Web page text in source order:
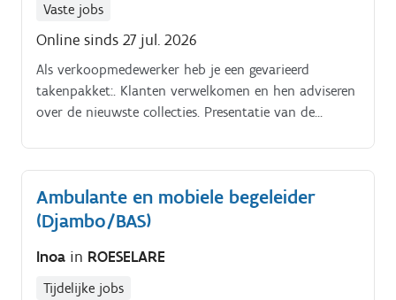
Vaste jobs
Online sinds 27 jul. 2026
Als verkoopmedewerker heb je een gevarieerd
takenpakket:. Klanten verwelkomen en hen adviseren
over de nieuwste collecties. Presentatie van de
Ambulante en mobiele begeleider
(Djambo/BAS)
Inoa in ROESELARE
Tijdelijke jobs